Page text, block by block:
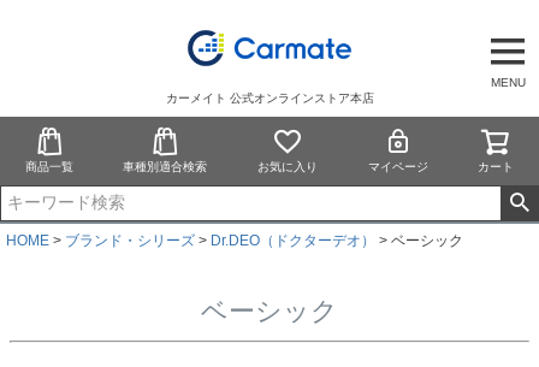
MENU
カーメイト 公式オンラインストア本店
商品一覧 車種別適合検索 お気に入り マイページ カート
HOME ブランド・シリーズ Dr.DEO（ドクターデオ） ベーシック
ベーシック